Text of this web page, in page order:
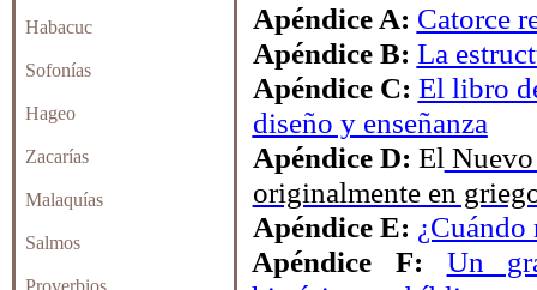
Habacuc
Sofonías
Hageo
Zacarías
Malaquías
Salmos
Proverbios
Apéndice A: Catorce
Apéndice B: La
Apéndice C: El libro
diseño y enseñanza
Apéndice D: El
originalmente en
Apéndice E: ¿Cuándo
Apéndice F:
Un